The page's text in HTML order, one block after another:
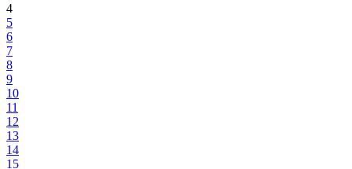
4
5
6
7
8
9
10
11
12
13
14
15